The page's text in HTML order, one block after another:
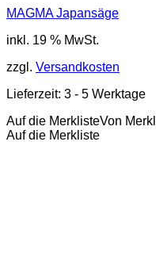
MAGMA Japansäge
inkl. 19 % MwSt.
zzgl. Versandkosten
Lieferzeit: 3 - 5 Werktage
Auf die MerklisteVon
Auf die Merkliste